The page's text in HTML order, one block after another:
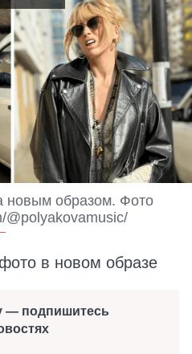
новым образом. Фото
@polyakovamusic/
в новом образе
— подпишитесь